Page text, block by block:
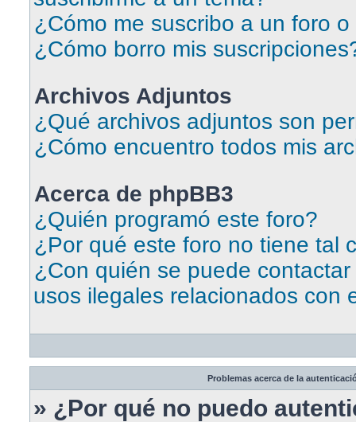
¿Cómo me suscribo a un foro
¿Cómo borro mis
Archivos Adjuntos
¿Qué archivos adjuntos son
¿Cómo encuentro todos mis
Acerca de phpBB3
¿Quién programó este foro?
¿Por qué este foro no tiene tal
¿Con quién se puede
usos ilegales relacionados con
Problemas acerca de la
» ¿Por qué no puedo